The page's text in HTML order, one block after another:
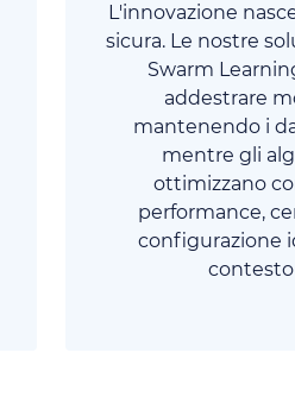
L'innovazione
sicura. Le nostre
Swarm
addestrare
mantenendo i
mentre gli
ottimizzano
performance,
configurazione